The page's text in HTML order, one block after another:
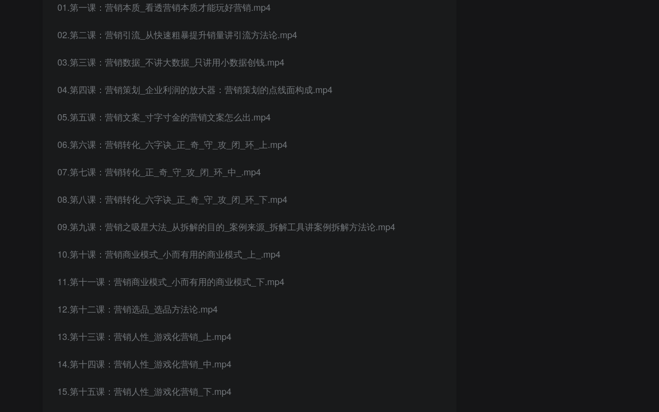
01.第一课：营销本质_看透营销本质才能玩好营销.mp4
02.第二课：营销引流_从快速粗暴提升销量讲引流方法论.mp4
03.第三课：营销数据_不讲大数据_只讲用小数据创钱.mp4
04.第四课：营销策划_企业利润的放大器：营销策划的点线面构成.mp4
05.第五课：营销文案_寸字寸金的营销文案怎么出.mp4
06.第六课：营销转化_六字诀_正_奇_守_攻_闭_环_上.mp4
07.第七课：营销转化_正_奇_守_攻_闭_环_中_.mp4
08.第八课：营销转化_六字诀_正_奇_守_攻_闭_环_下.mp4
09.第九课：营销之吸星大法_从拆解的目的_案例来源_拆解工具讲案例拆解方法论.mp4
10.第十课：营销商业模式_小而有用的商业模式_上_.mp4
11.第十一课：营销商业模式_小而有用的商业模式_下.mp4
12.第十二课：营销选品_选品方法论.mp4
13.第十三课：营销人性_游戏化营销_上.mp4
14.第十四课：营销人性_游戏化营销_中.mp4
15.第十五课：营销人性_游戏化营销_下.mp4